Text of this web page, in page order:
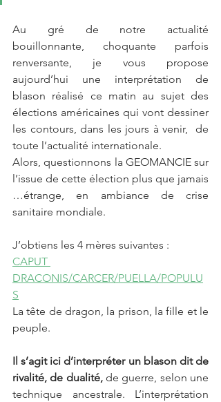
Au gré de notre actualité
bouillonnante, choquante parfois
renversante, je vous propose
aujourd’hui une interprétation de
blason réalisé ce matin au sujet des
élections américaines qui vont dessiner
les contours, dans les jours à venir,  de
toute l’actualité internationale.
Alors, questionnons la GEOMANCIE sur
l’issue de cette élection plus que jamais
…étrange, en ambiance de crise
sanitaire mondiale.
J’obtiens les 4 mères suivantes :
CAPUT
DRACONIS/CARCER/PUELLA/POPULU
S
La tête de dragon, la prison, la fille et le
peuple.
Il s’agit ici d’interpréter un blason dit de
rivalité, de dualité, de guerre, selon une
technique ancestrale. L’interprétation